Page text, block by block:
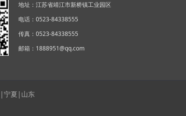
地址：江苏省靖江市新桥镇工业园区
电话：0523-84338555
传真：0523-84338555
邮箱：1888951@qq.com
|宁夏 |山东